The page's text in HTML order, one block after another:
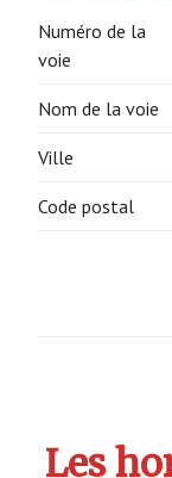
Numéro de la
voie
Nom de la voie
Ville
Code postal
Les